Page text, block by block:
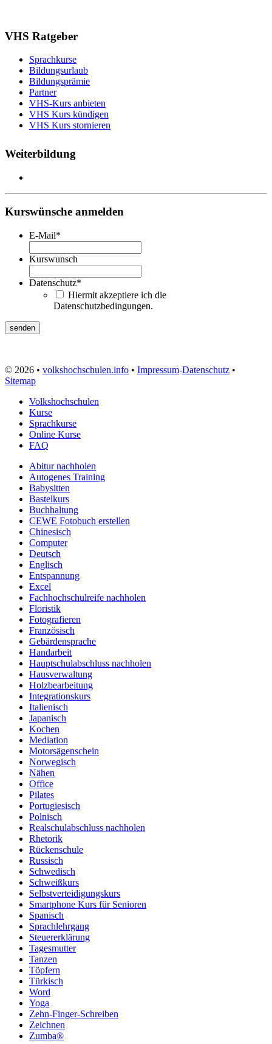
VHS Ratgeber
Sprachkurse
Bildungsurlaub
Bildungsprämie
Partner
VHS-Kurs anbieten
VHS Kurs kündigen
VHS Kurs stornieren
Weiterbildung
Kurswünsche anmelden
E-Mail*
Kurswunsch
Datenschutz*
Hiermit akzeptiere ich die
Datenschutzbedingungen.
© 2026 • volkshochschulen.info • Impressum-Datenschutz •
Sitemap
Volkshochschulen
Kurse
Sprachkurse
Online Kurse
FAQ
Abitur nachholen
Autogenes Training
Babysitten
Bastelkurs
Buchhaltung
CEWE Fotobuch erstellen
Chinesisch
Computer
Deutsch
Englisch
Entspannung
Excel
Fachhochschulreife nachholen
Floristik
Fotografieren
Französisch
Gebärdensprache
Handarbeit
Hauptschulabschluss nachholen
Hausverwaltung
Holzbearbeitung
Integrationskurs
Italienisch
Japanisch
Kochen
Mediation
Motorsägenschein
Norwegisch
Nähen
Office
Pilates
Portugiesisch
Polnisch
Realschulabschluss nachholen
Rhetorik
Rückenschule
Russisch
Schwedisch
Schweißkurs
Selbstverteidigungskurs
Smartphone Kurs für Senioren
Spanisch
Sprachlehrgang
Steuererklärung
Tagesmutter
Tanzen
Töpfern
Türkisch
Word
Yoga
Zehn-Finger-Schreiben
Zeichnen
Zumba®